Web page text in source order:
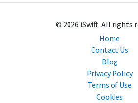
© 2026 iSwift. All rights
Home
Contact Us
Blog
Privacy Policy
Terms of Use
Cookies